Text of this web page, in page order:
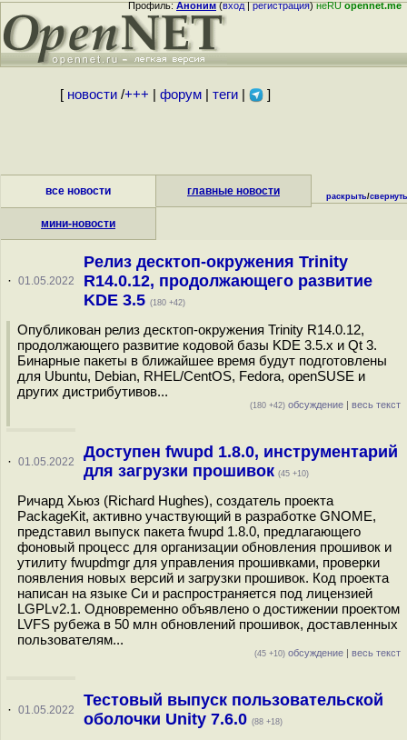
Профиль:Аноним(вход|регистрация)неRUopennet.me
[ новости/+++ форум| теги| ]
все новости главные новости
мини-новости
раскрыть/свернуть
· 01.05.2022
Релиз десктоп-окружения Trinity
R14.0.12, продолжающего развитие
KDE 3.5 (180 +42)
Опубликован релиз десктоп-окружения Trinity R14.0.12,
продолжающего развитие кодовой базы KDE 3.5.x и Qt 3.
Бинарные пакеты в ближайшее время будут подготовлены
для Ubuntu, Debian, RHEL/CentOS, Fedora, openSUSE и
других дистрибутивов...
(180 +42) обсуждение | весь текст
· 01.05.2022
Доступен fwupd 1.8.0, инструментарий
для загрузки прошивок (45 +10)
Ричард Хьюз (Richard Hughes), создатель проекта
PackageKit, активно участвующий в разработке GNOME,
представил выпуск пакета fwupd 1.8.0, предлагающего
фоновый процесс для организации обновления прошивок и
утилиту fwupdmgr для управления прошивками, проверки
появления новых версий и загрузки прошивок. Код проекта
написан на языке Си и распространяется под лицензией
LGPLv2.1. Одновременно объявлено о достижении проектом
LVFS рубежа в 50 млн обновлений прошивок, доставленных
пользователям...
(45 +10) обсуждение | весь текст
· 01.05.2022
Тестовый выпуск пользовательской
оболочки Unity 7.6.0 (88 +18)